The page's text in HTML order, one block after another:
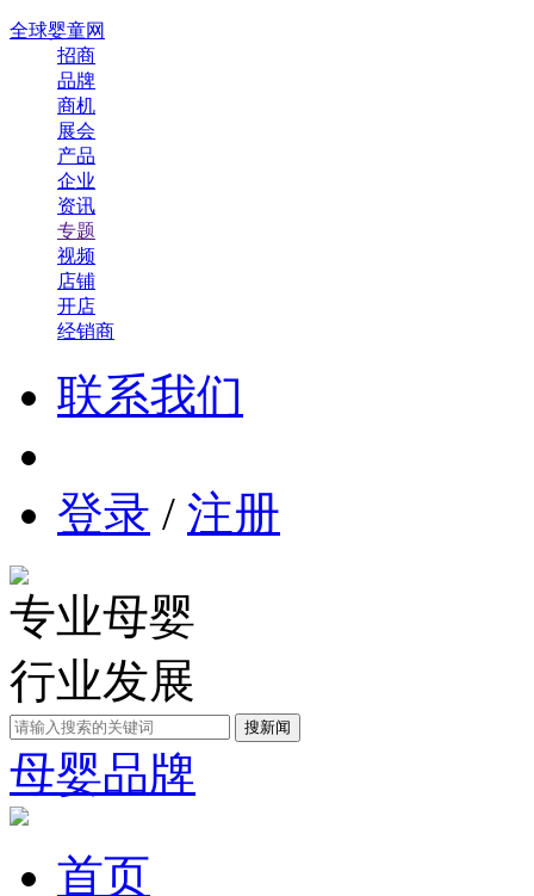
全球婴童网
招商
品牌
商机
展会
产品
企业
资讯
专题
视频
店铺
开店
经销商
联系我们
登录 / 注册
专业母婴
行业发展
母婴品牌
首页